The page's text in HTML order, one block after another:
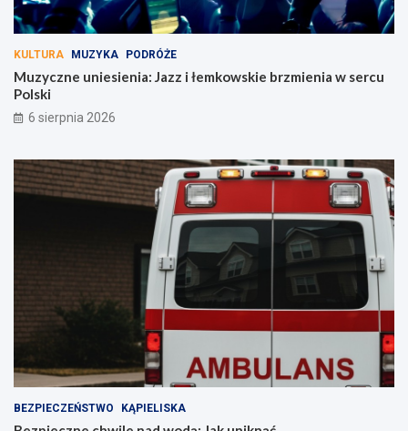
KULTURA MUZYKA PODRÓŻE
Muzyczne uniesienia: Jazz i łemkowskie brzmienia w sercu
Polski
6 sierpnia 2026
BEZPIECZEŃSTWO KĄPIELISKA